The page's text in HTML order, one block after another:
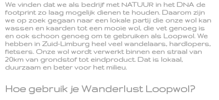
We vinden dat we als bedrijf met NATUUR in het DNA de
footprint zo laag mogelijk dienen te houden. Daarom zijn
we op zoek gegaan naar een lokale partij die onze wol kan
wassen en kaarden tot een mooie wol, die vet genoeg is
en ook schoon genoeg om te gebruiken als Loopwol. We
hebben in Zuid-Limburg heel veel wandelaars, hardlopers,
fietsers. Onze wol wordt verwerkt binnen een straal van
20km van grondstof tot eindproduct. Dat is lokaal,
duurzaam en beter voor het milieu.
Hoe gebruik je Wanderlust Loopwol?